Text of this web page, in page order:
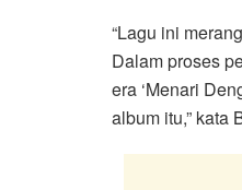
“Lagu ini
Dalam proses
era ‘Menari
album itu,” kata